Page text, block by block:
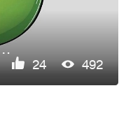
гусеница"
24 492